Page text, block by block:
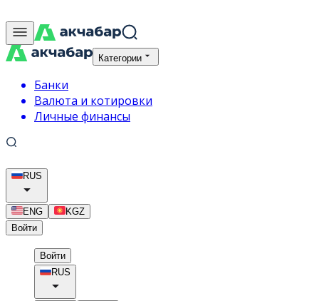
Категории
Банки
Валюта и котировки
Личные финансы
RUS
ENG
KGZ
Войти
Войти
RUS